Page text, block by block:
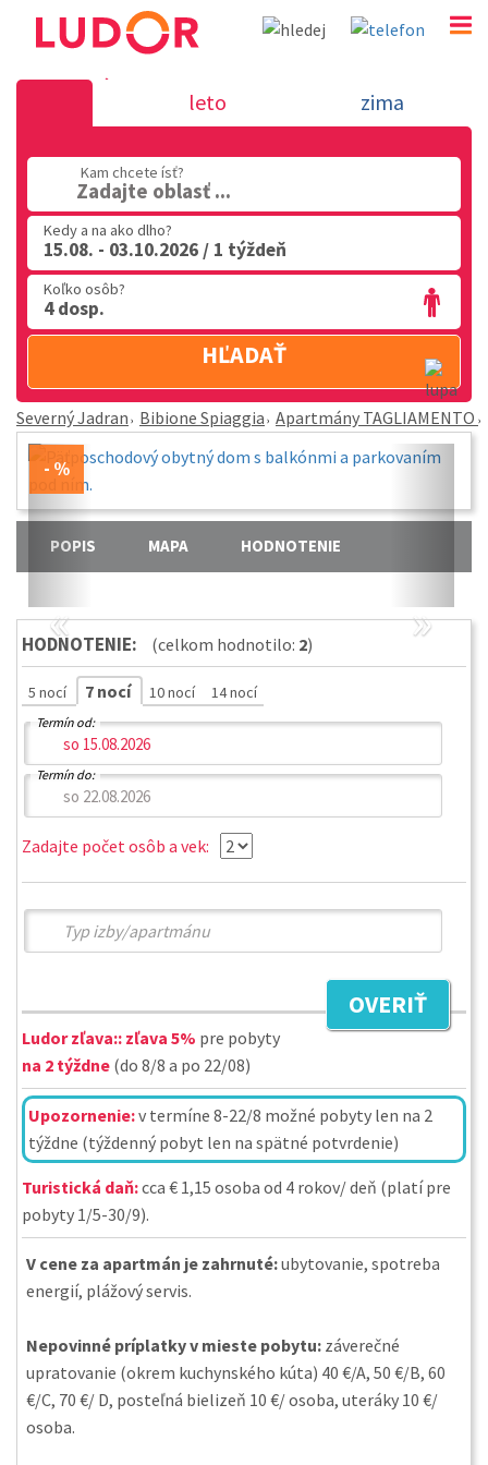
Apartmány TAGLIAMENTO - Bibione Spiaggia -
leto zima
Kam chcete ísť?
Zadajte oblasť ...
Kedy a na ako dlho?
15.08. - 03.10.2026 / 1 týždeň
Koľko osôb?
4 dosp.
HĽADAŤ
Severný Jadran Bibione Spiaggia Apartmány TAGLIAMENTO
« »
POPIS MAPA HODNOTENIE
HODNOTENIE: (celkom hodnotilo: 2)
5 nocí 7 nocí 10 nocí 14 nocí
Termín od:
Termín do:
Zadajte počet osôb a vek:
OVERIŤ
Ludor zľava:: zľava 5% pre pobyty
na 2 týždne (do 8/8 a po 22/08)
Upozornenie:v termíne 8-22/8 možné pobyty len na 2
týždne (týždenný pobyt len na spätné potvrdenie)
Turistická daň:cca € 1,15 osoba od 4 rokov/ deň (platí pre
pobyty 1/5-30/9).
V cene za apartmán je zahrnuté:ubytovanie, spotreba
energií, plážový servis.
Nepovinné príplatky v mieste pobytu: záverečné
upratovanie (okrem kuchynského kúta) 40 €/A, 50 €/B, 60
€/C, 70 €/ D, posteľná bielizeň 10 €/ osoba, uteráky 10 €/
osoba.